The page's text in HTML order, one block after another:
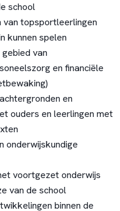
school
van topsportleerlingen
kunnen spelen
van
en financiële
en
ouders en leerlingen met
onderwijskundige
voortgezet onderwijs
van de school
binnen de